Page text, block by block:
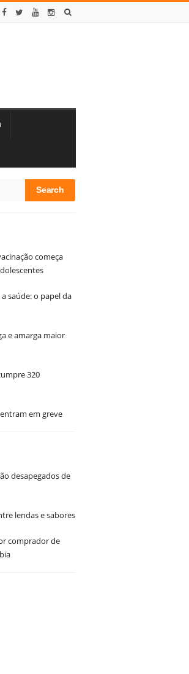
começa
saúde: o papel da
e amarga maior
320
em greve
desapegados de
lendas e sabores
comprador de